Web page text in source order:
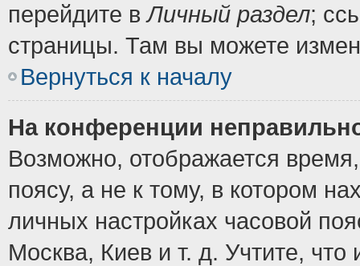
перейдите вЛичный раздел;
страницы. Там вы можете
Вернуться к началу
На конференции
Возможно, отображается
поясу, а не к тому, в котором
личных настройках часовой
Москва, Киев и т. д. Учтите, что